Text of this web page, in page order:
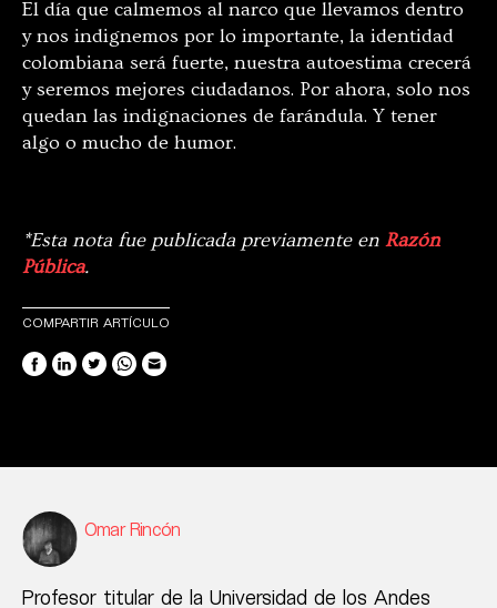
El día que calmemos al narco que llevamos dentro
y nos indignemos por lo importante, la identidad
colombiana será fuerte, nuestra autoestima crecerá
y seremos mejores ciudadanos. Por ahora, solo nos
quedan las indignaciones de farándula. Y tener
algo o mucho de humor.
*Esta nota fue publicada previamente en Razón
Pública.
COMPARTIR ARTÍCULO
Omar Rincón
Profesor titular de la Universidad de los Andes